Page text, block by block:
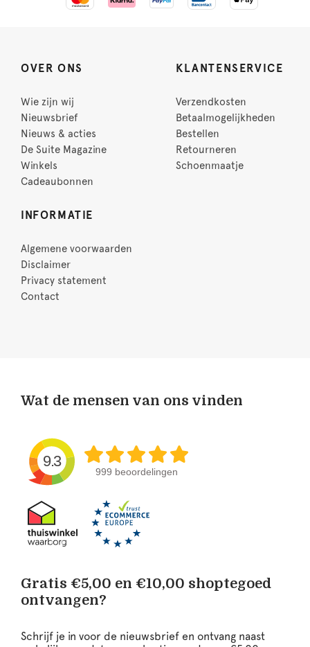
OVER ONS
Wie zijn wij
Nieuwsbrief
Nieuws & acties
De Suite Magazine
Winkels
Cadeaubonnen
KLANTENSERVICE
Verzendkosten
Betaalmogelijkheden
Bestellen
Retourneren
Schoenmaatje
INFORMATIE
Algemene voorwaarden
Disclaimer
Privacy statement
Contact
Wat de mensen van ons vinden
9.3
999 beoordelingen
Gratis €5,00 en €10,00 shoptegoed
ontvangen?
Schrijf je in voor de nieuwsbrief en ontvang naast